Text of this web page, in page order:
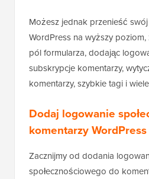
Możesz jednak przenieść
WordPress na wyższy
pól formularza, dodając
subskrypcje komentarzy,
komentarzy, szybkie tagi i
Dodaj logowanie
komentarzy WordPress
Zacznijmy od dodania
społecznościowego do